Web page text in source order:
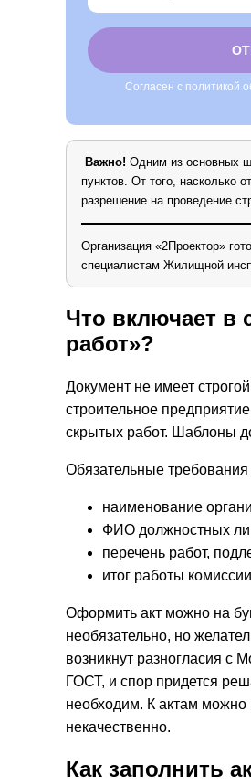
Согласен с политикой
Важно! Одним из основных
пунктов. От того, насколько
разрешение на проведение
Организация «2Проектор»
специалистам Жилищной
Что включает в
работ»?
Документ не имеет
строительное
скрытых работ. Шаблоны
Обязательные требования
наименование
ФИО должностных
перечень работ,
итог работы
Оформить акт можно на
необязательно, но
возникнут разногласия с
ГОСТ, и спор придется
необходим. К актам
некачественно.
Как заполнить